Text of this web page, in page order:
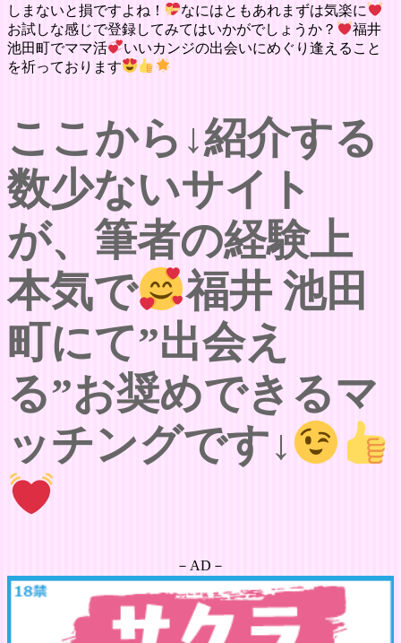
しまないと損ですよね！
なにはともあれまずは気楽に
お試しな感じで登録してみてはいかがでしょうか？
福井
池田町でママ活
いいカンジの出会いにめぐり逢えること
を祈っております
ここから↓紹介する
数少ないサイト
が、筆者の経験上
本気で
福井 池田
町にて”出会え
る”お奨めできるマ
ッチングです↓
－AD－